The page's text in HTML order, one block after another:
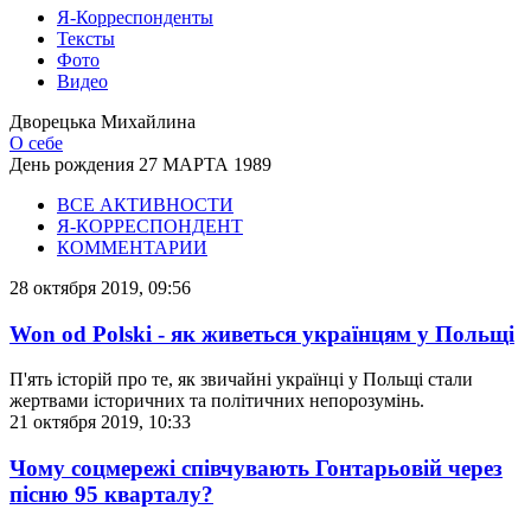
Я-Корреспонденты
Тексты
Фото
Видео
Дворецька Михайлина
О себе
День рождения 27 МАРТА 1989
ВСЕ АКТИВНОСТИ
Я-КОРРЕСПОНДЕНТ
КОММЕНТАРИИ
28 октября 2019, 09:56
Won od Polski - як живеться українцям у Польщі
П'ять історій про те, як звичайні українці у Польщі стали
жертвами історичних та політичних непорозумінь.
21 октября 2019, 10:33
Чому соцмережі співчувають Гонтарьовій через
пісню 95 кварталу?